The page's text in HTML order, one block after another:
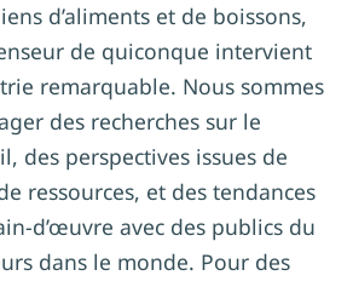
d’aliments et de boissons,
de quiconque intervient
remarquable. Nous sommes
des recherches sur le
des perspectives issues de
ressources, et des tendances
d’œuvre avec des publics du
dans le monde. Pour des